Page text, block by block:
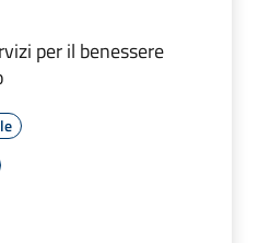
per il benessere